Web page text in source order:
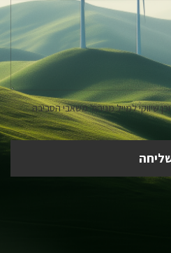
שיווקי למייל מניהול משאבי הסביבה